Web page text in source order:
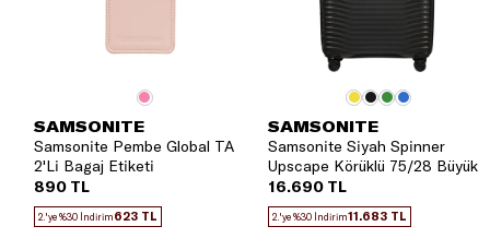
SAMSONITE
Samsonite Pembe Global TA
2'Li Bagaj Etiketi
890 TL
2.'ye %30 İndirim623 TL
SAMSONITE
Samsonite Siyah Spinner
Upscape Körüklü 75/28 Büyük
Boy Valiz
16.690 TL
2.'ye %30 İndirim11.683 TL